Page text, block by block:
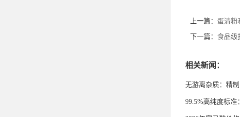
上一篇： 蛋清粉
下一篇： 食品级
相关新闻：
无游离杂质：精
99.5%高纯度标准